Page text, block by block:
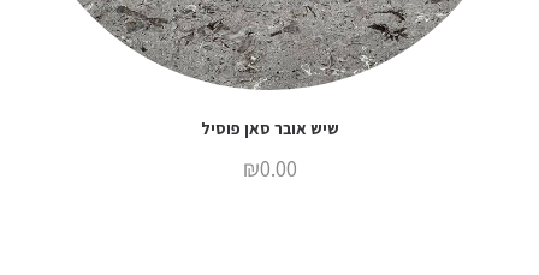
שיש אובר סאן פוסיל
₪0.00